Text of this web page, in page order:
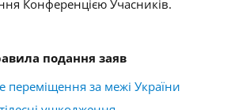
Конференцією Учасників.
подання заяв
за межі України